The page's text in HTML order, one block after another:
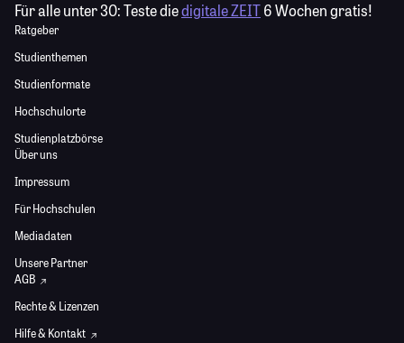
Für alle unter 30:Teste diedigitale ZEIT6 Wochen gratis!
Ratgeber
Studienthemen
Studienformate
Hochschulorte
Studienplatzbörse
Über uns
Impressum
Für Hochschulen
Mediadaten
Unsere Partner
AGB
Rechte & Lizenzen
Hilfe & Kontakt